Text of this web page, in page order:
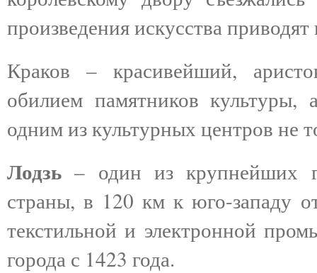
произведения искусства
Краков – красивейший,
обилием памятников культуры,
одним из культурных центров не
Лодзь – один из крупнейших
страны, в 120 км к юго-западу
текстильной и электронной
города с 1423 года.